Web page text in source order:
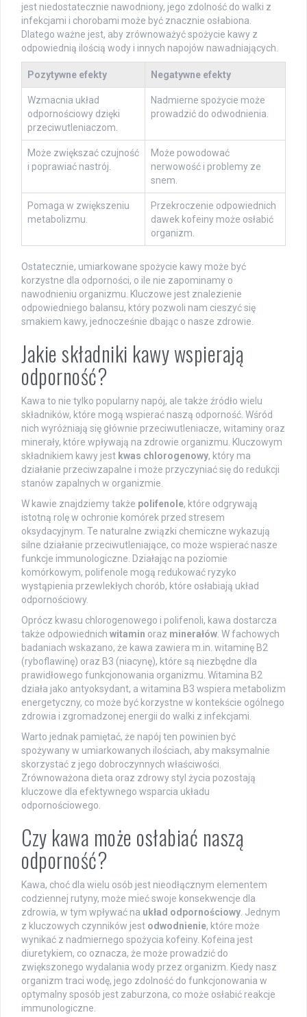
jest niedostatecznie nawodniony, jego zdolność do walki z
infekcjami i chorobami może być znacznie osłabiona.
Dlatego ważne jest, aby zrównoważyć spożycie kawy z
odpowiednią ilością wody i innych napojów nawadniających.
Pozytywne efekty Negatywne efekty
Wzmacnia układ
odpornościowy dzięki
przeciwutleniaczom.
Nadmierne spożycie może
prowadzić do odwodnienia.
Może zwiększać czujność
i poprawiać nastrój.
Może powodować
nerwowość i problemy ze
snem.
Pomaga w zwiększeniu
metabolizmu.
Przekroczenie odpowiednich
dawek kofeiny może osłabić
organizm.
Ostatecznie, umiarkowane spożycie kawy może być
korzystne dla odporności, o ile nie zapominamy o
nawodnieniu organizmu. Kluczowe jest znalezienie
odpowiedniego balansu, który pozwoli nam cieszyć się
smakiem kawy, jednocześnie dbając o nasze zdrowie.
Jakie składniki kawy wspierają
odporność?
Kawa to nie tylko popularny napój, ale także źródło wielu
składników, które mogą wspierać naszą odporność. Wśród
nich wyróżniają się głównie przeciwutleniacze, witaminy oraz
minerały, które wpływają na zdrowie organizmu. Kluczowym
składnikiem kawy jest kwas chlorogenowy, który ma
działanie przeciwzapalne i może przyczyniać się do redukcji
stanów zapalnych w organizmie.
W kawie znajdziemy także polifenole, które odgrywają
istotną rolę w ochronie komórek przed stresem
oksydacyjnym. Te naturalne związki chemiczne wykazują
silne działanie przeciwutleniające, co może wspierać nasze
funkcje immunologiczne. Działając na poziomie
komórkowym, polifenole mogą redukować ryzyko
wystąpienia przewlekłych chorób, które osłabiają układ
odpornościowy.
Oprócz kwasu chlorogenowego i polifenoli, kawa dostarcza
także odpowiednich witamin oraz minerałów . W fachowych
badaniach wskazano, że kawa zawiera m.in. witaminę B2
(ryboflawinę) oraz B3 (niacynę), które są niezbędne dla
prawidłowego funkcjonowania organizmu. Witamina B2
działa jako antyoksydant, a witamina B3 wspiera metabolizm
energetyczny, co może być korzystne w kontekście ogólnego
zdrowia i zgromadzonej energii do walki z infekcjami.
Warto jednak pamiętać, że napój ten powinien być
spożywany w umiarkowanych ilościach, aby maksymalnie
skorzystać z jego dobroczynnych właściwości.
Zrównoważona dieta oraz zdrowy styl życia pozostają
kluczowe dla efektywnego wsparcia układu
odpornościowego.
Czy kawa może osłabiać naszą
odporność?
Kawa, choć dla wielu osób jest nieodłącznym elementem
codziennej rutyny, może mieć swoje konsekwencje dla
zdrowia, w tym wpływać na układ odpornościowy . Jednym
z kluczowych czynników jest odwodnienie, które może
wynikać z nadmiernego spożycia kofeiny. Kofeina jest
diuretykiem, co oznacza, że może prowadzić do
zwiększonego wydalania wody przez organizm. Kiedy nasz
organizm traci wodę, jego zdolność do funkcjonowania w
optymalny sposób jest zaburzona, co może osłabić reakcje
immunologiczne.